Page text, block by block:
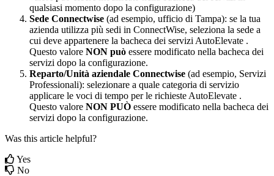
qualsiasi momento dopo la configurazione)
Sede Connectwise (ad esempio, ufficio di Tampa): se la tua
azienda utilizza più sedi in ConnectWise, seleziona la sede a
cui deve appartenere la bacheca dei servizi AutoElevate .
Questo valore NON può essere modificato nella bacheca dei
servizi dopo la configurazione.
Reparto/Unità aziendale Connectwise (ad esempio, Servizi
Professionali): selezionare a quale categoria di servizio
applicare le voci di tempo per le richieste AutoElevate .
Questo valore NON PUÒ essere modificato nella bacheca dei
servizi dopo la configurazione.
Was this article helpful?
Yes
No